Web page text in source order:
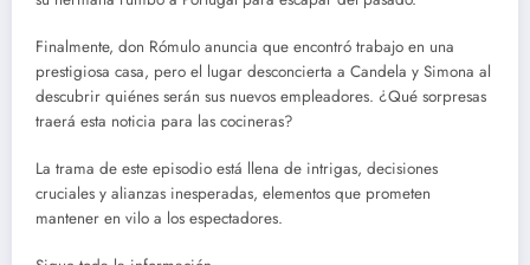
Finalmente, don Rómulo anuncia que encontró trabajo en una
prestigiosa casa, pero el lugar desconcierta a Candela y Simona al
descubrir quiénes serán sus nuevos empleadores. ¿Qué sorpresas
traerá esta noticia para las cocineras?
La trama de este episodio está llena de intrigas, decisiones
cruciales y alianzas inesperadas, elementos que prometen
mantener en vilo a los espectadores.